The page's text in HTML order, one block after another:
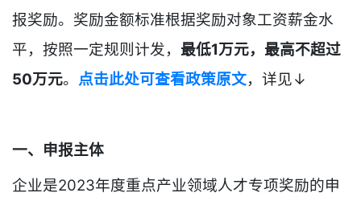
报奖励。奖励金额标准根据奖励对象工资薪金水
平，按照一定规则计发， 最低1万元，最高不超过
50万元。 点击此处可查看政策原文，详见↓
一、申报主体
企业是2023年度重点产业领域人才专项奖励的申